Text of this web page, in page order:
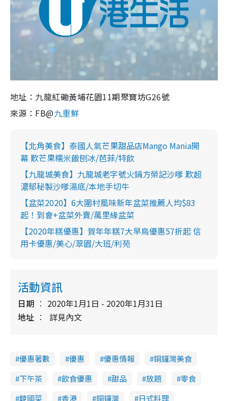
地址： 九龍紅磡黃埔花園11期聚寶坊G26號
來源：FB@九重鮮
【北角美食】泰國人氣芒果甜品店Mango Mania開
幕 歎芒果糯米飯刨冰/芭菲/特飲
【九龍城美食】九龍城老字號火鍋方榮記沙嗲 歎超
濃郁秘製沙嗲湯底/本地手切牛
【盆菜2020】6大圍村風味新年盆菜推薦人均$83
起！到會+盆菜外賣/萬里緣盆菜
【2020年糕優惠】賀年年糕7大早鳥優惠57折起 信
用卡優惠/美心/翠園/大班/利苑
活動資訊
日期
2020年1月1日 - 2020年1月31日
地址
詳見內文
優惠著數 優惠 優惠情報
銅鑼灣美食
下午茶
飲食優惠 甜品 放題
零食
韓國菜
香港 銅鑼灣 日式料理